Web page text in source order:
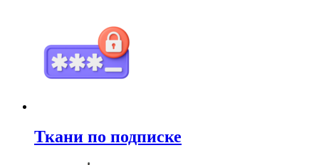
Ткани по подписке